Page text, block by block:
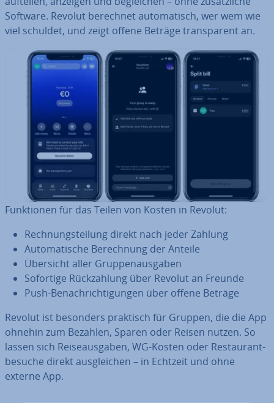
Software. Revolut berechnet au­to­ma­tisch, wer wem wie
viel schuldet, und zeigt offene Beträge trans­pa­rent an.
Funk­tio­nen für das Teilen von Kosten in Revolut:
Rech­nungs­tei­lung direkt nach jeder Zahlung
Au­to­ma­ti­sche Be­rech­nung der Anteile
Übersicht aller Grup­pen­aus­ga­ben
Sofortige Rück­zah­lung über Revolut an Freunde
Push-Be­nach­rich­ti­gun­gen über offene Beträge
Revolut ist besonders praktisch für Gruppen, die die App
ohnehin zum Bezahlen, Sparen oder Reisen nutzen. So
lassen sich Rei­se­aus­ga­ben, WG-Kosten oder Re­stau­rant­
be­su­che direkt aus­glei­chen – in Echtzeit und ohne
externe App.